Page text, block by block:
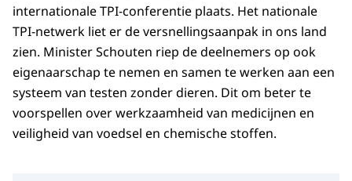
internationale TPI-conferentie plaats. Het nationale
TPI-netwerk liet er de versnellingsaanpak in ons land
zien. Minister Schouten riep de deelnemers op ook
eigenaarschap te nemen en samen te werken aan een
systeem van testen zonder dieren. Dit om beter te
voorspellen over werkzaamheid van medicijnen en
veiligheid van voedsel en chemische stoffen.